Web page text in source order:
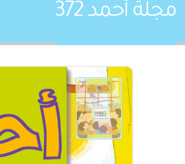
مجلة أحمد 372